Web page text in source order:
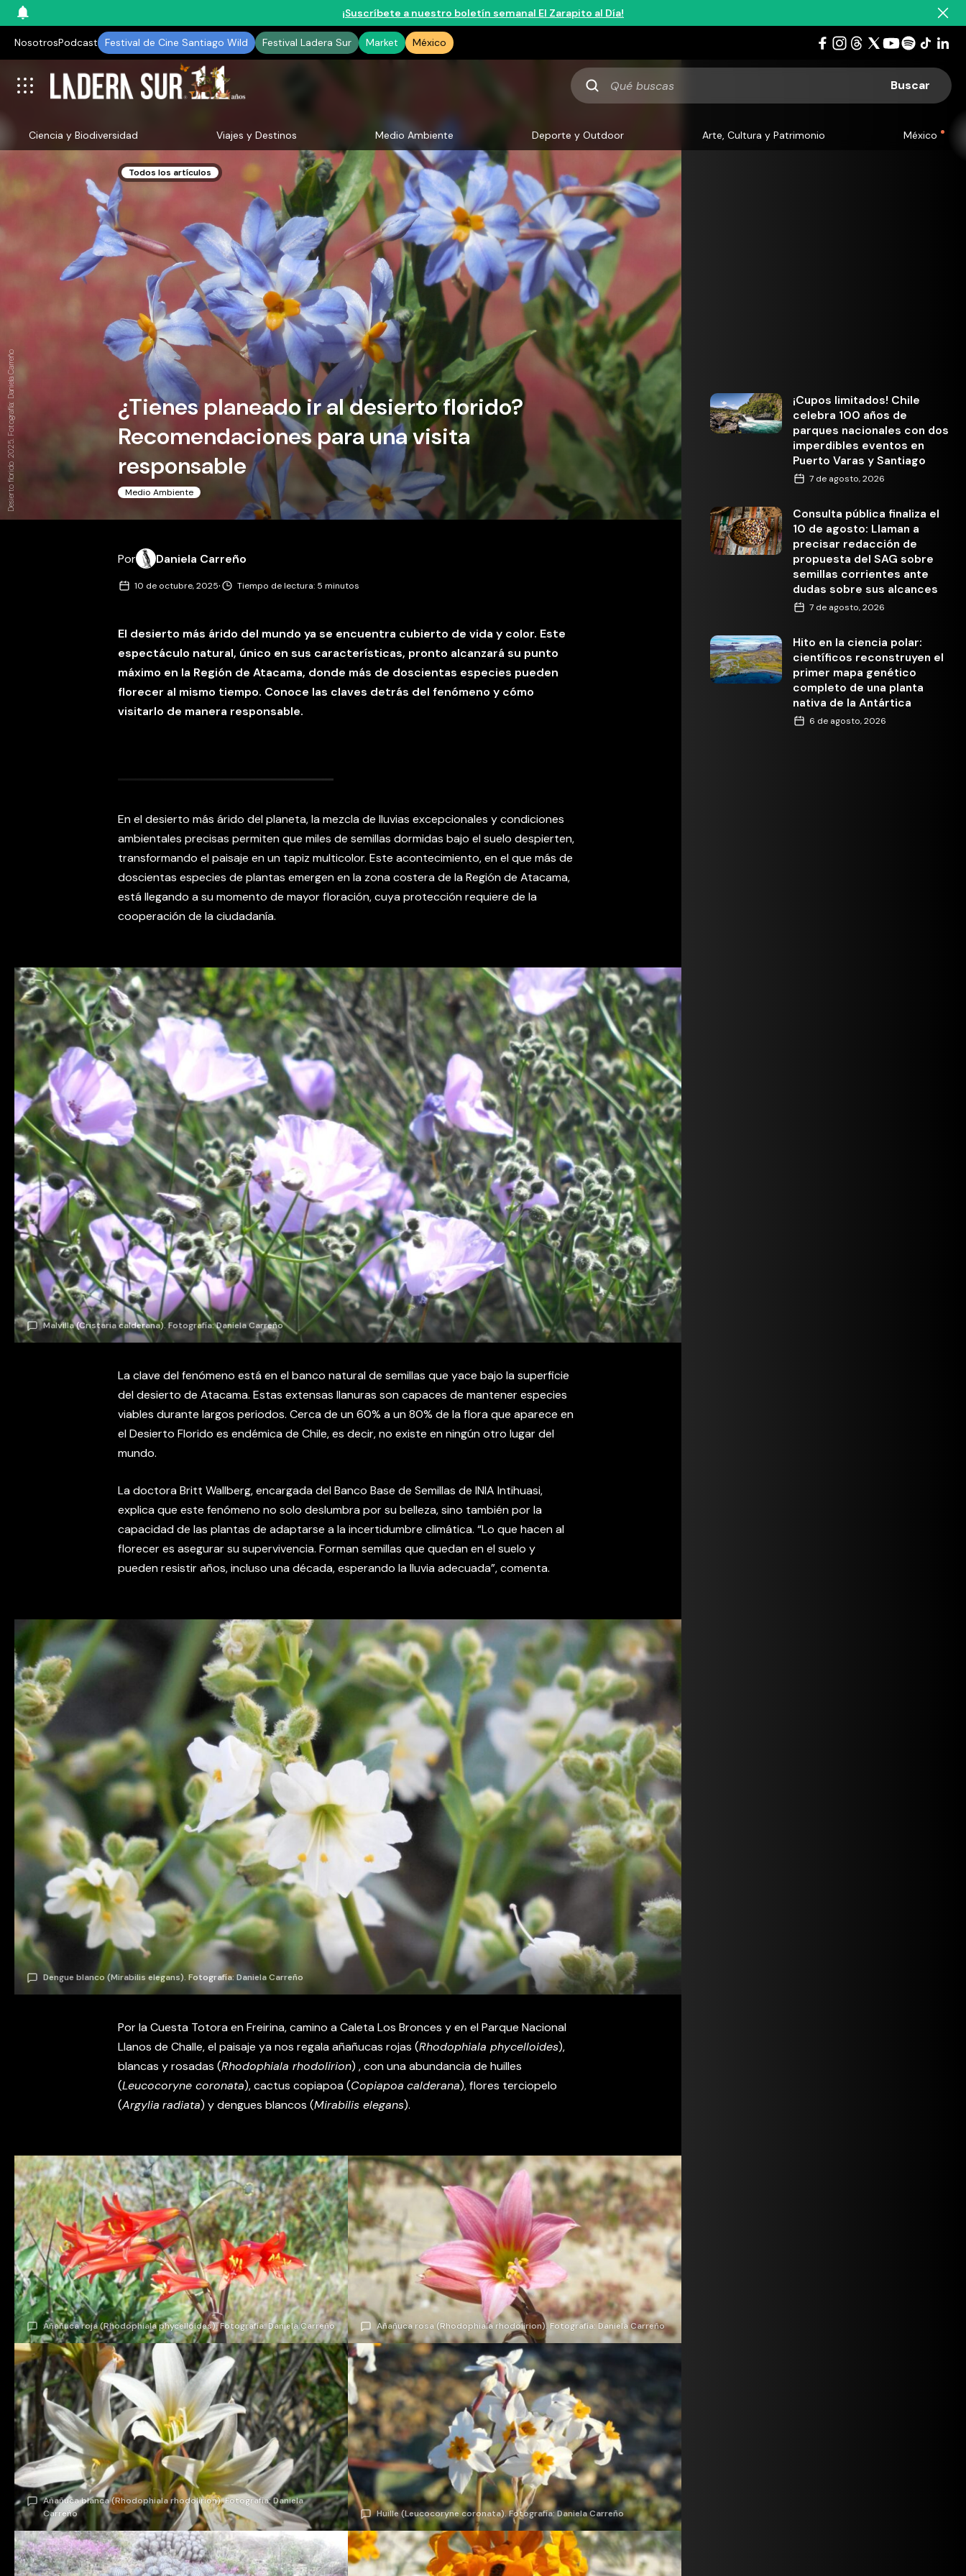
¡Suscríbete a nuestro boletín semanal El Zarapito al Día!
NosotrosPodcast Festival de Cine Santiago Wild Festival Ladera Sur Market México
Qué
buscas
Ciencia y Biodiversidad Viajes y Destinos Medio Ambiente Deporte y Outdoor Arte, Cultura y Patrimonio México
Desierto florido 2025. Fotografía: Daniela Carreño
Todos los artículos
¿Tienes planeado ir al desierto florido?
Recomendaciones para una visita
responsable
Medio Ambiente
Por Daniela Carreño
10 de octubre, 2025· Tiempo de lectura: 5 minutos
El desierto más árido del mundo ya se encuentra cubierto de vida y color. Este
espectáculo natural, único en sus características, pronto alcanzará su punto
máximo en la Región de Atacama, donde más de doscientas especies pueden
florecer al mismo tiempo. Conoce las claves detrás del fenómeno y cómo
visitarlo de manera responsable.
En el desierto más árido del planeta, la mezcla de lluvias excepcionales y condiciones
ambientales precisas permiten que miles de semillas dormidas bajo el suelo despierten,
transformando el paisaje en un tapiz multicolor. Este acontecimiento, en el que más de
doscientas especies de plantas emergen en la zona costera de la Región de Atacama,
está llegando a su momento de mayor floración, cuya protección requiere de la
cooperación de la ciudadanía.
Malvilla (Cristaria calderana). Fotografía: Daniela Carreño
La clave del fenómeno está en el banco natural de semillas que yace bajo la superficie
del desierto de Atacama. Estas extensas llanuras son capaces de mantener especies
viables durante largos periodos. Cerca de un 60% a un 80% de la flora que aparece en
el Desierto Florido es endémica de Chile, es decir, no existe en ningún otro lugar del
mundo.
La doctora Britt Wallberg, encargada del Banco Base de Semillas de INIA Intihuasi,
explica que este fenómeno no solo deslumbra por su belleza, sino también por la
capacidad de las plantas de adaptarse a la incertidumbre climática. “Lo que hacen al
florecer es asegurar su supervivencia. Forman semillas que quedan en el suelo y
pueden resistir años, incluso una década, esperando la lluvia adecuada”, comenta.
Dengue blanco (Mirabilis elegans). Fotografía: Daniela Carreño
Por la Cuesta Totora en Freirina, camino a Caleta Los Bronces y en el Parque Nacional
Llanos de Challe, el paisaje ya nos regala añañucas rojas (Rhodophiala phycelloides),
blancas y rosadas (Rhodophiala rhodolirion) , con una abundancia de huilles
(Leucocoryne coronata), cactus copiapoa (Copiapoa calderana), flores terciopelo
(Argylia radiata) y dengues blancos (Mirabilis elegans).
Añañuca roja (Rhodophiala phycelloides). Fotografía: Daniela Carreño Añañuca rosa (Rhodophiala rhodolirion). Fotografía: Daniela Carreño
Añañuca blanca (Rhodophiala rhodolirion). Fotografía: Daniela
Carreño
Huille (Leucocoryne coronata). Fotografía: Daniela Carreño
¡Cupos limitados! Chile
celebra 100 años de
parques nacionales con dos
imperdibles eventos en
Puerto Varas y Santiago
7 de agosto, 2026
Consulta pública finaliza el
10 de agosto: Llaman a
precisar redacción de
propuesta del SAG sobre
semillas corrientes ante
dudas sobre sus alcances
7 de agosto, 2026
Hito en la ciencia polar:
científicos reconstruyen el
primer mapa genético
completo de una planta
nativa de la Antártica
6 de agosto, 2026